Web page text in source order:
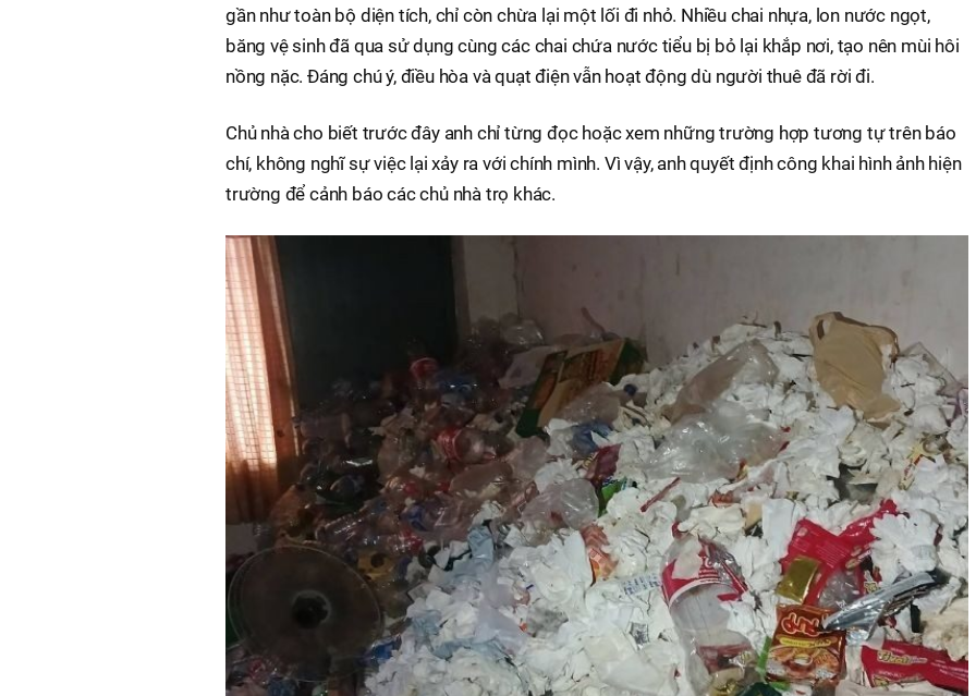
gần như toàn bộ diện tích, chỉ còn chừa lại một lối đi nhỏ. Nhiều chai nhựa, lon nước ngọt,
băng vệ sinh đã qua sử dụng cùng các chai chứa nước tiểu bị bỏ lại khắp nơi, tạo nên mùi hôi
nồng nặc. Đáng chú ý, điều hòa và quạt điện vẫn hoạt động dù người thuê đã rời đi.
Chủ nhà cho biết trước đây anh chỉ từng đọc hoặc xem những trường hợp tương tự trên báo
chí, không nghĩ sự việc lại xảy ra với chính mình. Vì vậy, anh quyết định công khai hình ảnh hiện
trường để cảnh báo các chủ nhà trọ khác.